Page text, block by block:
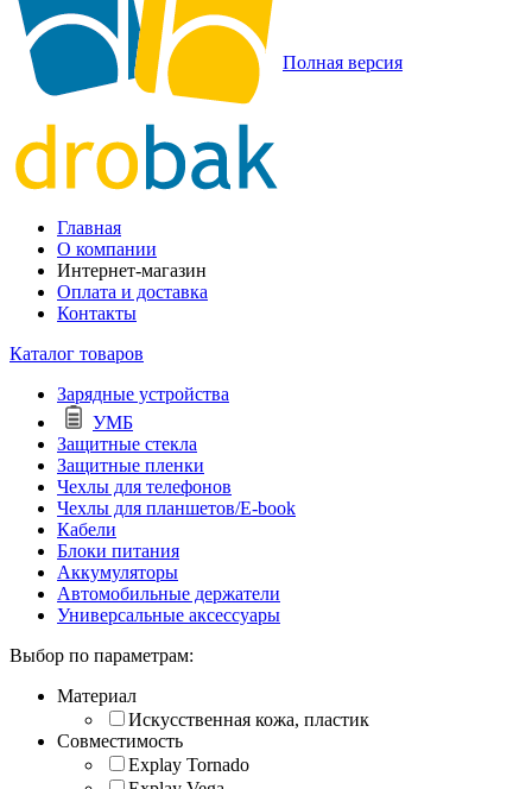
Полная версия
Главная
О компании
Интернет-магазин
Оплата и доставка
Контакты
Каталог товаров
Зарядные устройства
УМБ
Защитные стекла
Защитные пленки
Чехлы для телефонов
Чехлы для планшетов/E-book
Кабели
Блоки питания
Аккумуляторы
Автомобильные держатели
Универсальные аксессуары
Выбор по параметрам:
Материал
Искусственная кожа, пластик
Совместимость
Explay Tornado